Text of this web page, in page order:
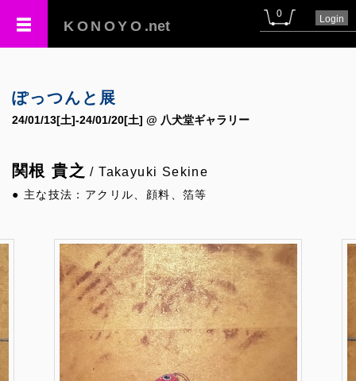
KONOYO .net
0 Login
ぽっつんと展
24/01/13[土]-24/01/20[土] @ 八犬堂ギャラリー
関根 貴之 / Takayuki Sekine
● 主な技法：アクリル、顔料、箔等